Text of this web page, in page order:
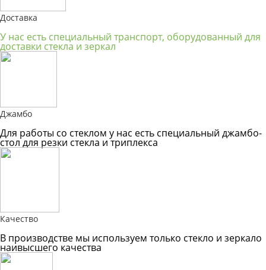
Доставка
У нас есть специальный транспорт, оборудованный для
доставки стекла и зеркал
Джамбо
Для работы со стеклом у нас есть специальный джамбо-
стол для резки стекла и триплекса
Качество
В производстве мы используем только стекло и зеркало
наивысшего качества